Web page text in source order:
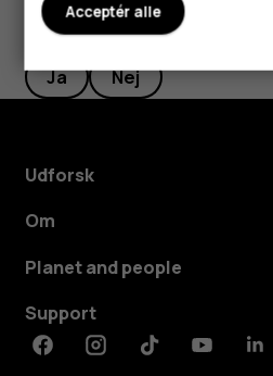
Synes du, dette var
Ja Nej
Udforsk
Om
Planet and people
Support
FacebookInstagramTiktokYoutube
Acceptér alle